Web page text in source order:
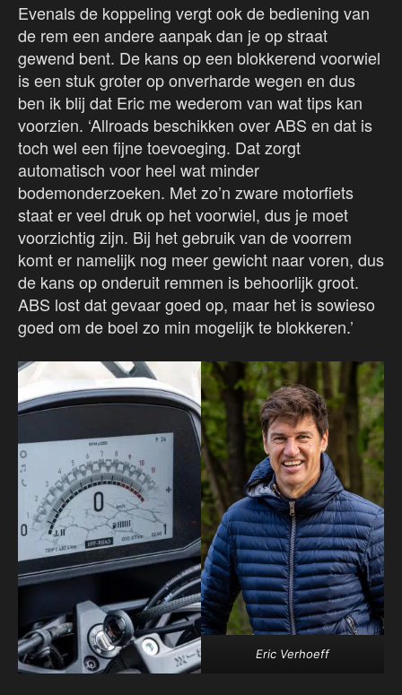
Evenals de koppeling vergt ook de bediening van
de rem een andere aanpak dan je op straat
gewend bent. De kans op een blokkerend voorwiel
is een stuk groter op onverharde wegen en dus
ben ik blij dat Eric me wederom van wat tips kan
voorzien. ‘Allroads beschikken over ABS en dat is
toch wel een fijne toevoeging. Dat zorgt
automatisch voor heel wat minder
bodemonderzoeken. Met zo’n zware motorfiets
staat er veel druk op het voorwiel, dus je moet
voorzichtig zijn. Bij het gebruik van de voorrem
komt er namelijk nog meer gewicht naar voren, dus
de kans op onderuit remmen is behoorlijk groot.
ABS lost dat gevaar goed op, maar het is sowieso
goed om de boel zo min mogelijk te blokkeren.’
Eric Verhoeff